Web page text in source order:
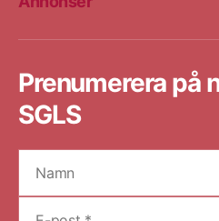
Prenumerera på
SGLS